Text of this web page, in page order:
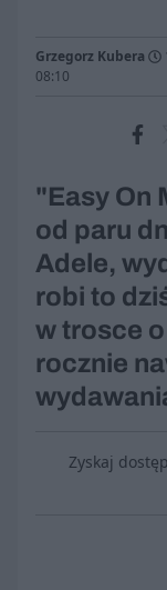
Grzegorz Kubera
08:10
"Easy On
od paru
Adele,
robi to
w trosce
rocznie
Zyskaj